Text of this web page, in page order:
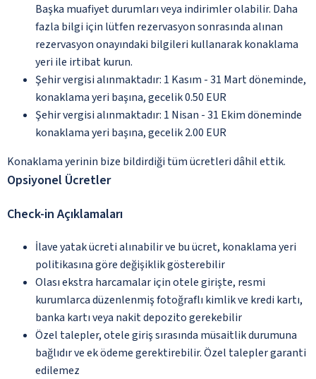
Başka muafiyet durumları veya indirimler olabilir. Daha
fazla bilgi için lütfen rezervasyon sonrasında alınan
rezervasyon onayındaki bilgileri kullanarak konaklama
yeri ile irtibat kurun.
Şehir vergisi alınmaktadır: 1 Kasım - 31 Mart döneminde,
konaklama yeri başına, gecelik 0.50 EUR
Şehir vergisi alınmaktadır: 1 Nisan - 31 Ekim döneminde
konaklama yeri başına, gecelik 2.00 EUR
Konaklama yerinin bize bildirdiği tüm ücretleri dâhil ettik.
Opsiyonel Ücretler
Check-in Açıklamaları
İlave yatak ücreti alınabilir ve bu ücret, konaklama yeri
politikasına göre değişiklik gösterebilir
Olası ekstra harcamalar için otele girişte, resmi
kurumlarca düzenlenmiş fotoğraflı kimlik ve kredi kartı,
banka kartı veya nakit depozito gerekebilir
Özel talepler, otele giriş sırasında müsaitlik durumuna
bağlıdır ve ek ödeme gerektirebilir. Özel talepler garanti
edilemez